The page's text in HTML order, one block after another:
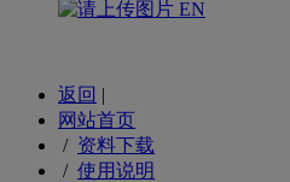
EN
返回 |
网站首页
/ 资料下载
/ 使用说明